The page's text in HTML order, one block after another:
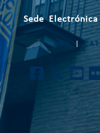
Sede Electrónica
ARA CAT